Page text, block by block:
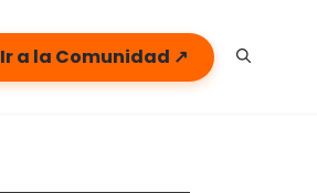
Ir a la Comunidad ↗